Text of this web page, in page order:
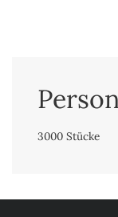
3000 Stücke